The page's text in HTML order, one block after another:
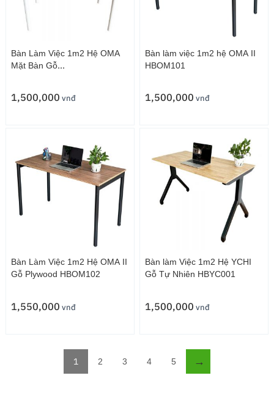
Bàn Làm Việc 1m2 Hệ OMA
Mặt Bàn Gỗ
1,500,000 vnđ
Bàn làm việc 1m2 hệ OMA II
HBOM101
1,500,000 vnđ
Bàn Làm Việc 1m2 Hệ OMA II
Gỗ Plywood HBOM102
1,550,000 vnđ
Bàn làm Việc 1m2 Hệ YCHI
Gỗ Tự Nhiên HBYC001
1,500,000 vnđ
1 2 3 4 5 →